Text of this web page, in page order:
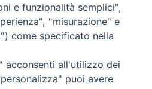
- Tutti i diritti riservati - Vita
e funzionalità semplici",
"misurazione" e
come specificato nella
acconsenti all'utilizzo dei
puoi avere